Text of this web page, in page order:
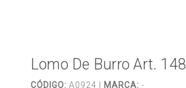
Lomo De Burro Art. 148
CÓDIGO: A0924 | MARCA: -